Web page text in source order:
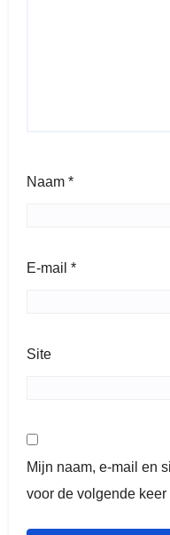
Naam *
E-mail *
Site
Mijn naam, e-mail en
voor de volgende